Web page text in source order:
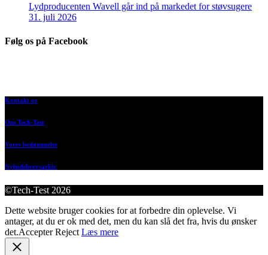
Lydproducenten Wavell går ind på markedet for støvsugere
31. juli 2026
Følg os på Facebook
Kontakt os
Om Tech-Test
Vores bedømmelse
Nyhedsbrevsarkiv
©Tech-Test 2026
Dette website bruger cookies for at forbedre din oplevelse. Vi
antager, at du er ok med det, men du kan slå det fra, hvis du ønsker
det.Accepter Reject Læs mere